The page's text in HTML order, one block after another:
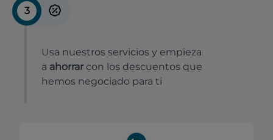
3
Usa nuestros servicios y empieza
a ahorrar con los descuentos que
hemos negociado para ti